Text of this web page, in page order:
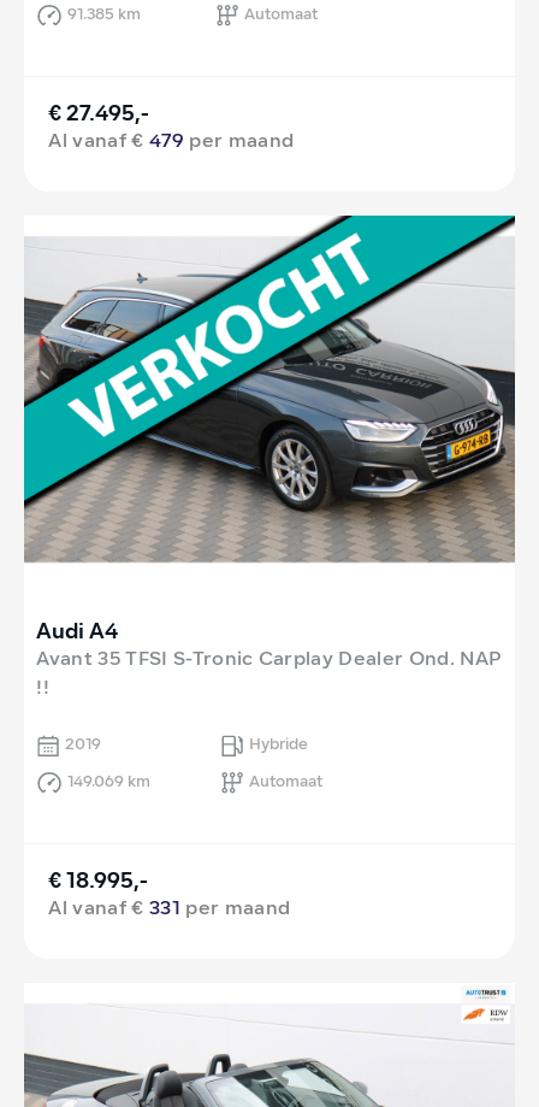
91.385 km
Automaat
€ 27.495,-
Al vanaf €479 per maand
Audi A4
Avant 35 TFSI S-Tronic Carplay Dealer Ond. NAP
!!
2019
Hybride
149.069 km
Automaat
€ 18.995,-
Al vanaf €331 per maand